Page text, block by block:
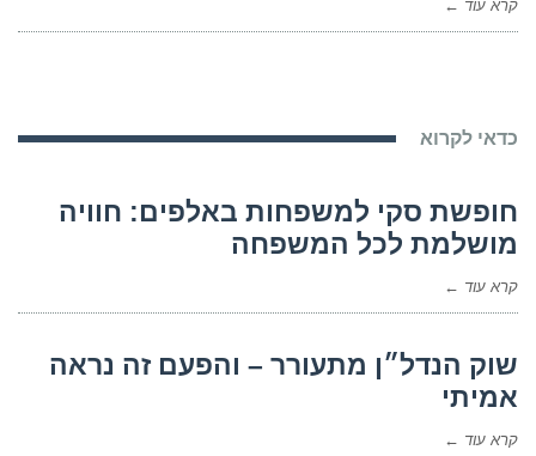
קרא עוד ←
כדאי לקרוא
חופשת סקי למשפחות באלפים: חוויה
מושלמת לכל המשפחה
קרא עוד ←
שוק הנדל״ן מתעורר – והפעם זה נראה
אמיתי
קרא עוד ←